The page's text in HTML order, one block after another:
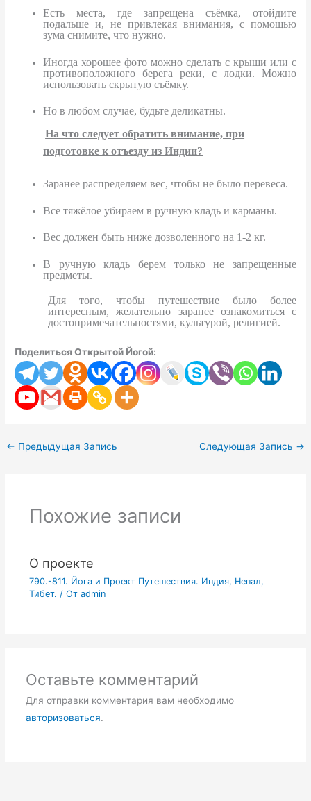
Есть места, где запрещена съёмка, отойдите
подальше и, не привлекая внимания, с помощью
зума снимите, что нужно.
Иногда хорошее фото можно сделать с крыши или с
противоположного берега реки, с лодки. Можно
использовать скрытую съёмку.
Но в любом случае, будьте деликатны.
На что следует обратить внимание, при
подготовке к отъезду из Индии?
Заранее распределяем вес, чтобы не было перевеса.
Все тяжёлое убираем в ручную кладь и карманы.
Вес должен быть ниже дозволенного на 1-2 кг.
В ручную кладь берем только не запрещенные
предметы.
Для того, чтобы путешествие было более
интересным, желательно заранее ознакомиться с
достопримечательностями, культурой, религией.
Поделиться Открытой Йогой:
← Предыдущая Запись Следующая Запись →
Похожие записи
О проекте
790.-811. Йога и Проект Путешествия. Индия, Непал,
Тибет. / От admin
Оставьте комментарий
Для отправки комментария вам необходимо
авторизоваться.